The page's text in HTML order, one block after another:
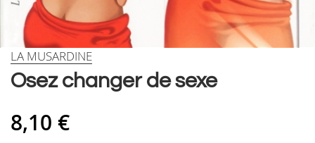
Skip
the
the
Osez changer de sexe
LA MUSARDINE
8,10 €